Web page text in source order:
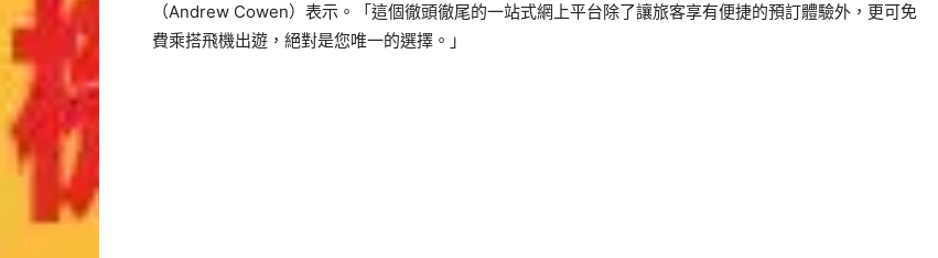
（Andrew Cowen）表示。「這個徹頭徹尾的一站式網上平台除了讓旅客享有便捷的預訂體驗外，更可免
費乘搭飛機出遊，絕對是您唯一的選擇。」